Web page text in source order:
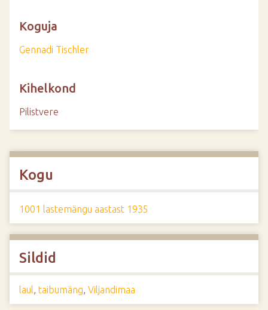
Koguja
Gennadi Tischler
Kihelkond
Pilistvere
Kogu
1001 lastemängu aastast 1935
Sildid
laul, taibumäng, Viljandimaa